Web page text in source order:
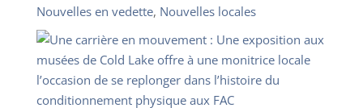
Nouvelles en vedette, Nouvelles locales